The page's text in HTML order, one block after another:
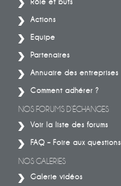
Rôle et buts
Actions
Equipe
Partenaires
Annuaire des entreprises
Comment adhérer ?
NOS FORUMS D’ÉCHANGES
Voir la liste des forums
FAQ – Foire aux questions
NOS GALERIES
Galerie vidéos